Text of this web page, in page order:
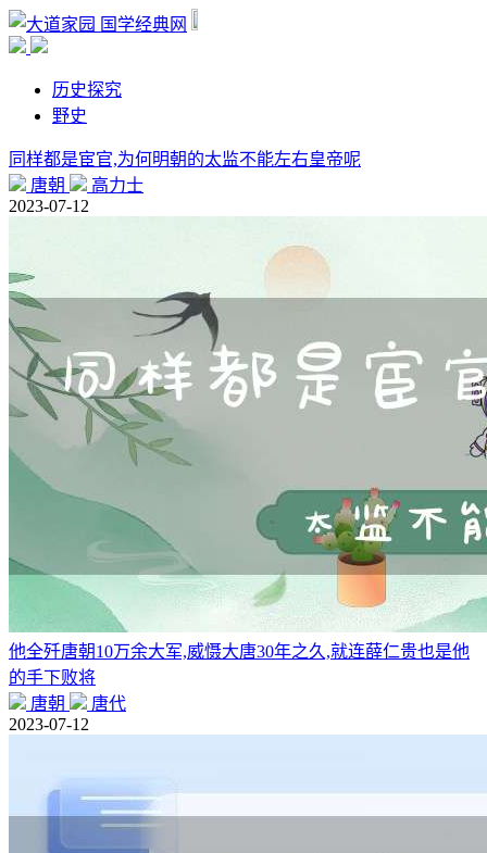
国学经典网
历史探究
野史
同样都是宦官,为何明朝的太监不能左右皇帝呢
唐朝
高力士
2023-07-12
他全歼唐朝10万余大军,威慑大唐30年之久,就连薛仁贵也是他
的手下败将
唐朝
唐代
2023-07-12